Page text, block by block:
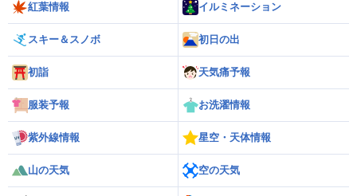
紅葉情報 イルミネーション
スキー＆スノボ 初日の出
初詣 天気痛予報
服装予報 お洗濯情報
紫外線情報 星空・天体情報
山の天気 空の天気